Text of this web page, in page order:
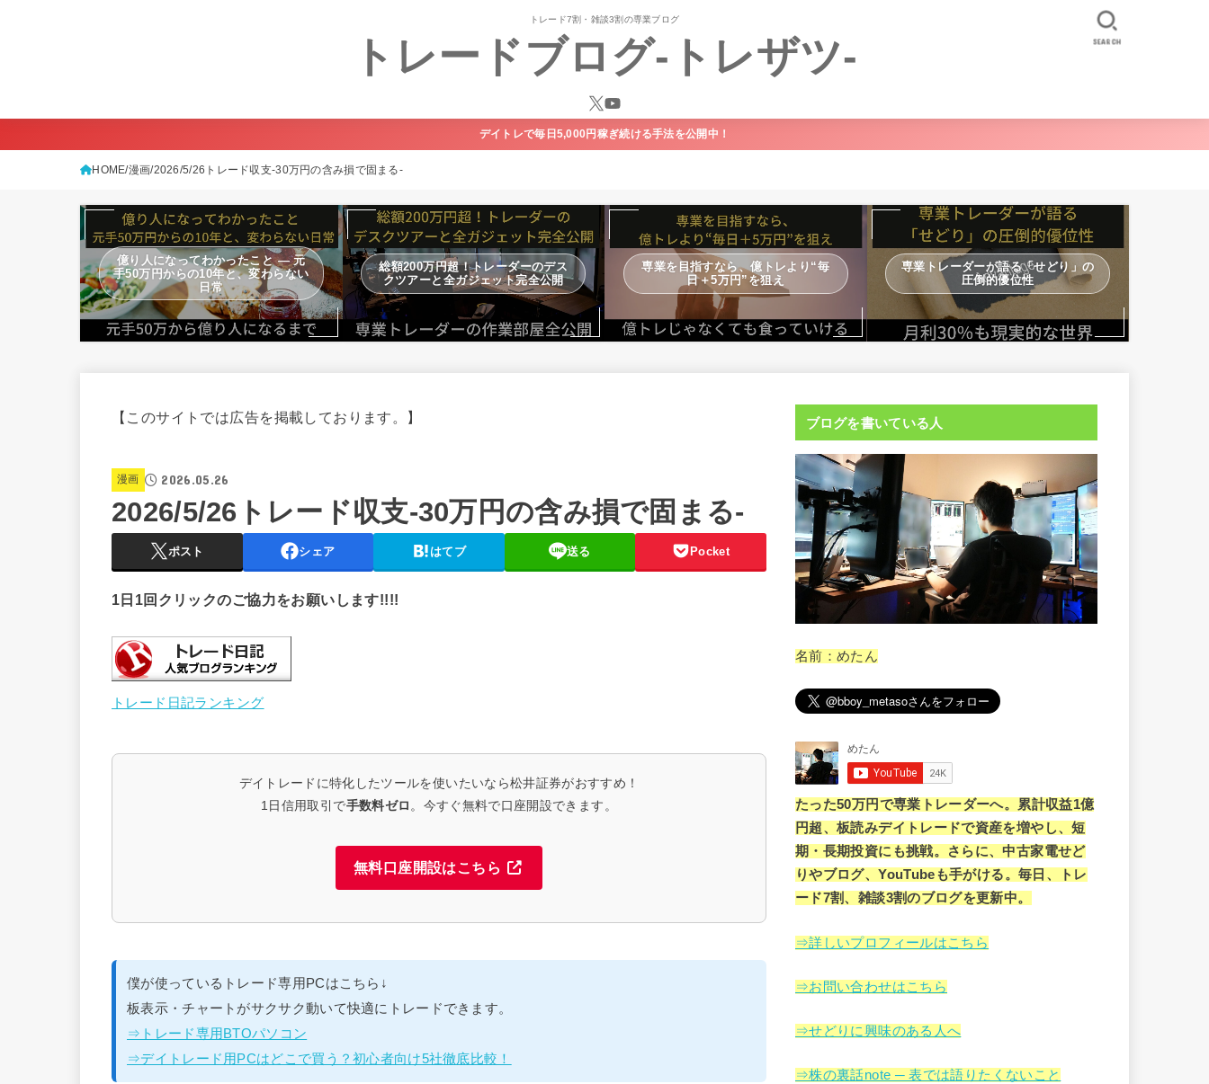
トレード7割・雑談3割の専業ブログ
トレードブログ-トレザツ- SEARCH
デイトレで毎日5,000円稼ぎ続ける手法を公開中！
HOME 漫画 2026/5/26トレード収支-30万円の含み損で固まる-
億り人になってわかったこと — 元
手50万円からの10年と、変わらない
日常
総額200万円超！トレーダーのデス
クツアーと全ガジェット完全公開
専業を目指すなら、億トレより“毎
日＋5万円”を狙え
専業トレーダーが語る「せどり」の
圧倒的優位性
【このサイトでは広告を掲載しております。】
漫画 2026.05.26
2026/5/26トレード収支-30万円の含み損で固まる-
ポスト シェア はてブ 送る Pocket
1日1回クリックのご協力をお願いします!!!!
トレード日記ランキング
デイトレードに特化したツールを使いたいなら松井証券がおすすめ！
1日信用取引で手数料ゼロ 。今すぐ無料で口座開設できます。
無料口座開設はこちら
僕が使っているトレード専用PCはこちら↓
板表示・チャートがサクサク動いて快適にトレードできます。
⇒トレード専用BTOパソコン
⇒デイトレード用PCはどこで買う？初心者向け5社徹底比較！
ブログを書いている人
名前：めたん
たった50万円で専業トレーダーへ。累計収益1億
円超、板読みデイトレードで資産を増やし、短
期・長期投資にも挑戦。さらに、中古家電せど
りやブログ、YouTubeも手がける。毎日、トレ
ード7割、雑談3割のブログを更新中。
⇒詳しいプロフィールはこちら
⇒お問い合わせはこちら
⇒せどりに興味のある人へ
⇒株の裏話note ─ 表では語りたくないこと